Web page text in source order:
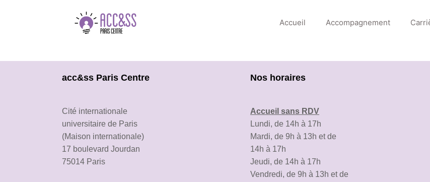
Accueil Accompagnement
acc&ss Paris Centre
Cité internationale
universitaire de Paris
(Maison internationale)
17 boulevard Jourdan
75014 Paris
Nos horaires
Accueil sans RDV
Lundi, de 14h à 17h
Mardi, de 9h à 13h et de
14h à 17h
Jeudi, de 14h à 17h
Vendredi, de 9h à 13h et de